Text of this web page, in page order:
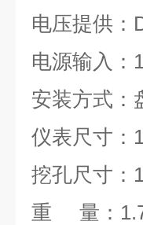
电压提供：
电源输入：
安装方式：
仪表尺寸：
挖孔尺寸：
重 量：